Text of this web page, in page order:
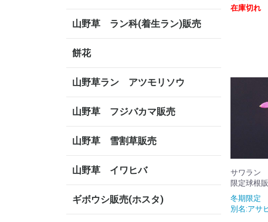
山野草 ラン科(着生ラン)販売
餅花
山野草ラン アツモリソウ
山野草 フジバカマ販売
山野草 雪割草販売
山野草 イワヒバ
ギボウシ販売(ホスタ)
在庫切れ
サワラ
限定球根販
冬期限定
別名:アサ